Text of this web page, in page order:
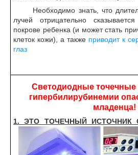
Необходимо знать, что
лучей отрицательно
покрове ребенка (и может стать
клеток кожи), а также приводит к
глаз
Светодиодные точечные
гипербилирубинемии
младенца!
1. ЭТО ТОЧЕЧНЫЙ ИСТОЧНИК